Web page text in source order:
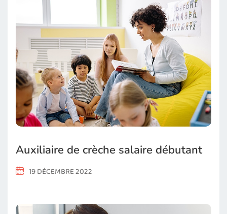
Auxiliaire de crèche salaire débutant
19 DÉCEMBRE 2022